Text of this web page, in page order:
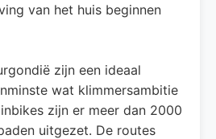
van het huis beginnen
zijn een ideaal
wat klimmersambitie
zijn er meer dan 2000
uitgezet. De routes